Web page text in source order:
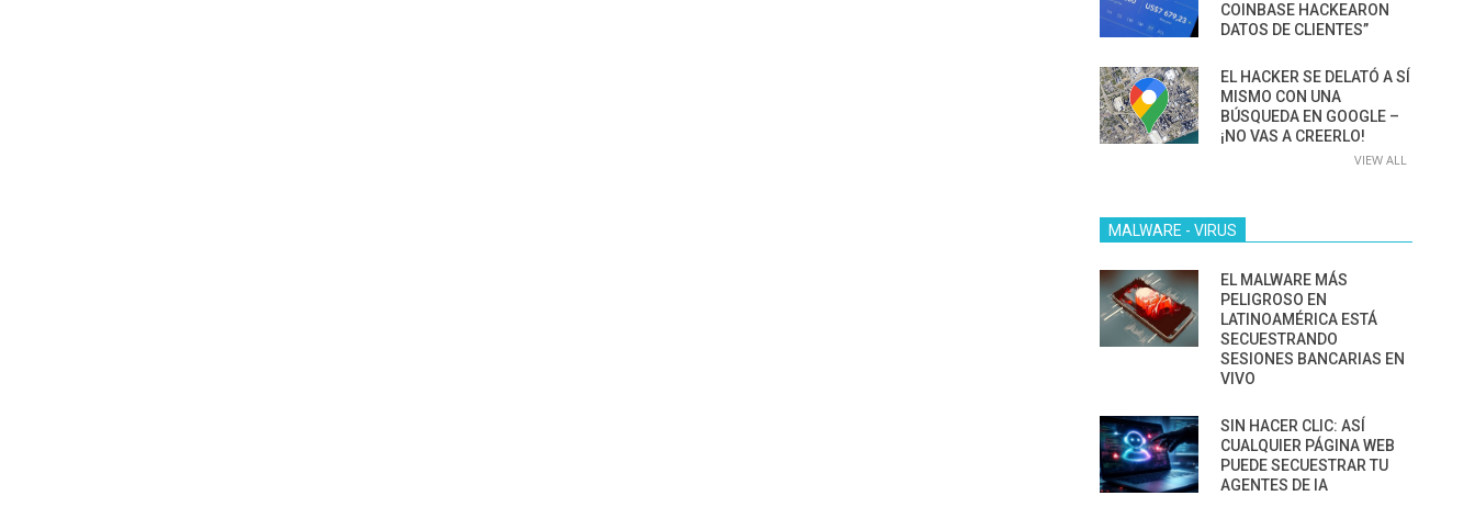
COINBASE HACKEARON
DATOS DE CLIENTES”
EL HACKER SE DELATÓ A SÍ
MISMO CON UNA
BÚSQUEDA EN GOOGLE –
¡NO VAS A CREERLO!
VIEW ALL
MALWARE - VIRUS
EL MALWARE MÁS
PELIGROSO EN
LATINOAMÉRICA ESTÁ
SECUESTRANDO
SESIONES BANCARIAS EN
VIVO
SIN HACER CLIC: ASÍ
CUALQUIER PÁGINA WEB
PUEDE SECUESTRAR TU
AGENTES DE IA